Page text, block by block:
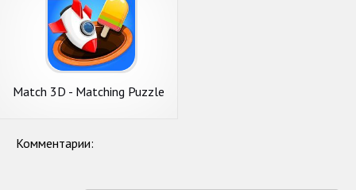
Match 3D - Matching Puzzle
Комментарии: